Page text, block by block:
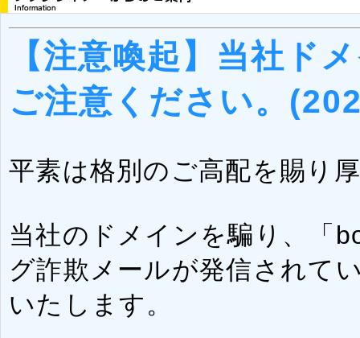
【注意喚起】当社ド
ご注意ください。
平素は格別のご高配を賜り
当社のドメインを騙り、「
グ詐欺メールが発信されて
いたします。